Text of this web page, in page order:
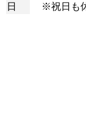
日
※祝日も